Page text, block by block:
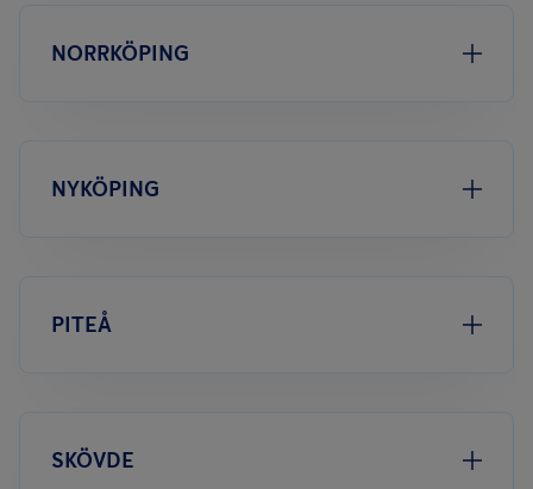
NORRKÖPING
NYKÖPING
PITEÅ
SKÖVDE